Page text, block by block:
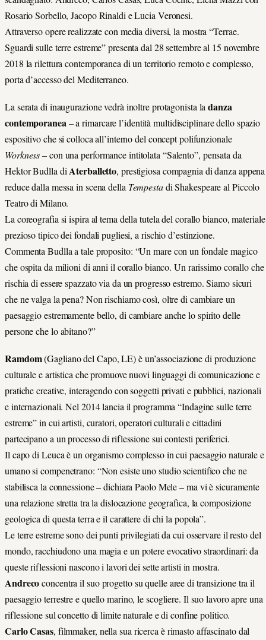
Rosario Sorbello, Jacopo Rinaldi e Lucia Veronesi.
Attraverso opere realizzate con media diversi, la mostra “Terrae.
Sguardi sulle terre estreme” presenta dal 28 settembre al 15 novembre
2018 la rilettura contemporanea di un territorio remoto e complesso,
porta d’accesso del Mediterraneo.
La serata di inaugurazione vedrà inoltre protagonista ladanza
contemporanea– a rimarcare l’identità multidisciplinare dello spazio
espositivo che si colloca all’interno del concept polifunzionale
Workness– con una performance intitolata “Salento”, pensata da
Hektor Budlla diAterballetto, prestigiosa compagnia di danza appena
reduce dalla messa in scena della Tempestadi Shakespeare al Piccolo
Teatro di Milano.
La coreografia si ispira al tema della tutela del corallo bianco, materiale
prezioso tipico dei fondali pugliesi, a rischio d’estinzione.
Commenta Budlla a tale proposito: “Un mare con un fondale magico
che ospita da milioni di anni il corallo bianco. Un rarissimo corallo che
rischia di essere spazzato via da un progresso estremo. Siamo sicuri
che ne valga la pena? Non rischiamo così, oltre di cambiare un
paesaggio estremamente bello, di cambiare anche lo spirito delle
persone che lo abitano?”
Ramdom(Gagliano del Capo, LE) è un’associazione di produzione
culturale e artistica che promuove nuovi linguaggi di comunicazione e
pratiche creative, interagendo con soggetti privati e pubblici, nazionali
e internazionali. Nel 2014 lancia il programma “Indagine sulle terre
estreme” in cui artisti, curatori, operatori culturali e cittadini
partecipano a un processo di riflessione sui contesti periferici.
Il capo di Leuca è un organismo complesso in cui paesaggio naturale e
umano si compenetrano: “Non esiste uno studio scientifico che ne
stabilisca la connessione – dichiara Paolo Mele – ma vi è sicuramente
una relazione stretta tra la dislocazione geografica, la composizione
geologica di questa terra e il carattere di chi la popola”.
Le terre estreme sono dei punti privilegiati da cui osservare il resto del
mondo, racchiudono una magia e un potere evocativo straordinari: da
queste riflessioni nascono i lavori dei sette artisti in mostra.
Andrecoconcentra il suo progetto su quelle aree di transizione tra il
paesaggio terrestre e quello marino, le scogliere. Il suo lavoro apre una
riflessione sul concetto di limite naturale e di confine politico.
Carlo Casas, filmmaker, nella sua ricerca è rimasto affascinato dal